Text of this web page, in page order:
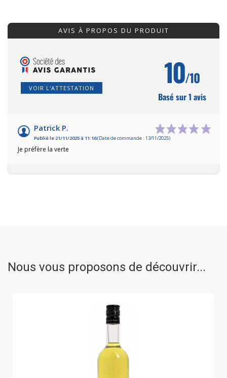
AVIS À PROPOS DU PRODUIT
VOIR L'ATTESTATION 10/10
Basé sur 1 avis
Patrick P.
Publié le 21/11/2025 à 11:16(Date de commande : 13/11/2025)
Je préfère la verte
Nous vous proposons de découvrir...